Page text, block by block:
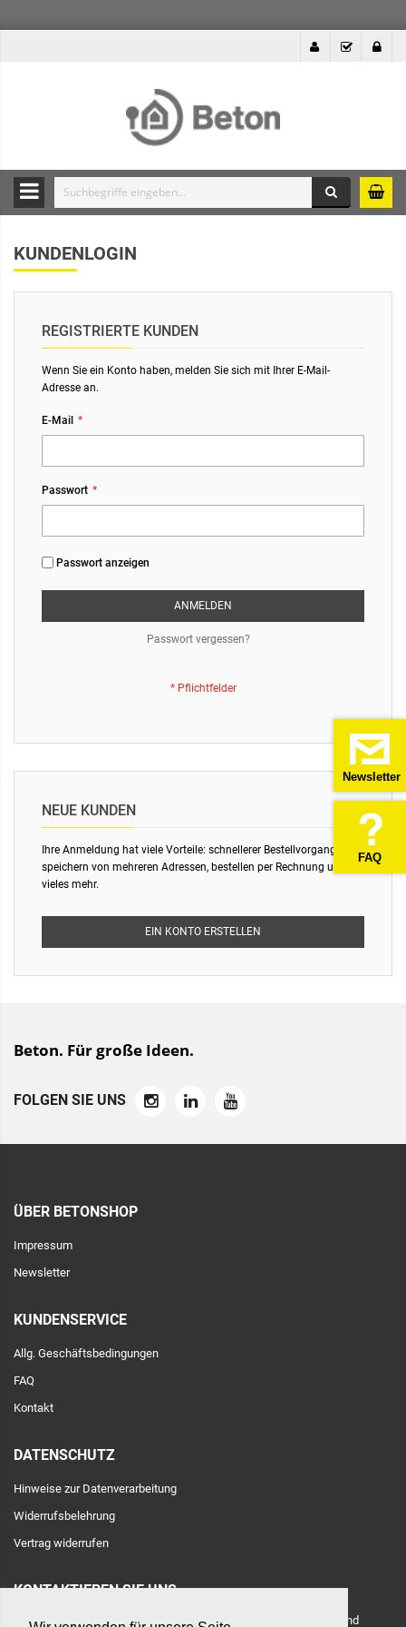
Durchsuche
Produkte
des
Newsletter
FAQ
KUNDENLOGIN
REGISTRIERTE KUNDEN
Wenn Sie ein Konto haben, melden Sie sich mit Ihrer E-Mail-
Adresse an.
E-Mail
Passwort
Passwort anzeigen
ANMELDEN
Passwort vergessen?
NEUE KUNDEN
Ihre Anmeldung hat viele Vorteile: schnellerer Bestellvorgang,
speichern von mehreren Adressen, bestellen per Rechnung und
vieles mehr.
EIN KONTO ERSTELLEN
Beton. Für große Ideen.
FOLGEN SIE UNS
ÜBER BETONSHOP
Impressum
Newsletter
KUNDENSERVICE
Allg. Geschäftsbedingungen
FAQ
Kontakt
DATENSCHUTZ
Hinweise zur Datenverarbeitung
Widerrufsbelehrung
Vertrag widerrufen
KONTAKTIEREN SIE UNS
Adresse: Toulouser Allee 71, 40476 Düsseldorf, Deutschland